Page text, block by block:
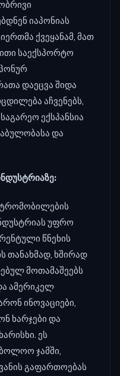
იაპონიას
ქვეყანამ, მათ
საექსპორტო
დაეცვა შიდა
აჩვენებს,
ექსპანსია
და
უფრო
წნეხის
თანახმად, ხშირად
მოთამაშეებს
ამერიკელ
ინოვაციები,
ხარჯები და
ეს
ჯამში,
გაფართოებას